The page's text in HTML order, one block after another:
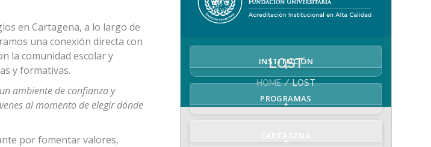
en Cartagena, a lo largo de
una conexión directa con
la comunidad escolar y
y formativas.
ambiente de confianza y
al momento de elegir dónde
por fomentar valores,